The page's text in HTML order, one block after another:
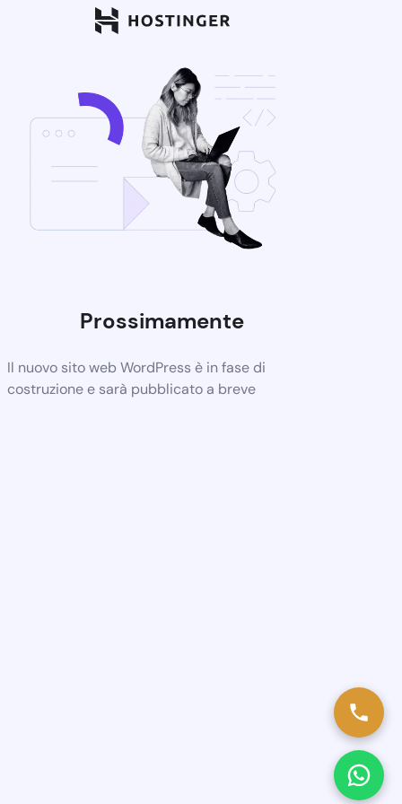
Prossimamente
Il nuovo sito web WordPress è in fase di
costruzione e sarà pubblicato a breve